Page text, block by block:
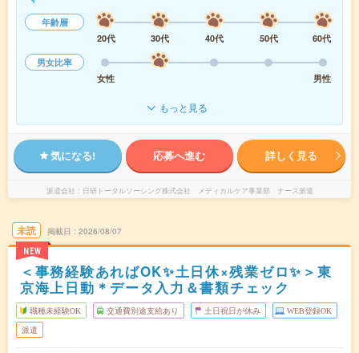
年齢層
20代
30代 40代 50代
60代
男女比率
女性
男性
もっと見る
気になる! 応募へ進む 詳しく見る
派遣会社 日研トータルソーシング株式会社 メディカルケア事業部 ナース派遣
未読
NEW
掲載日 2026/08/07
＜事務経験あればOK✨土日休×残業ゼロ✨＞東
京海上日動＊データ入力＆書類チェック
職種未経験OK 交通費別途支給あり 土日祝日が休み WEB登録OK
派遣